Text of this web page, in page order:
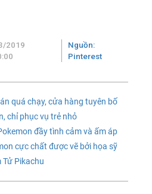
2019
Nguồn:
Pinterest
quá chạy, cửa hàng tuyên bố
chỉ phục vụ trẻ nhỏ
đầy tình cảm và ấm áp
cực chất được vẽ bởi họa sỹ
Tử Pikachu